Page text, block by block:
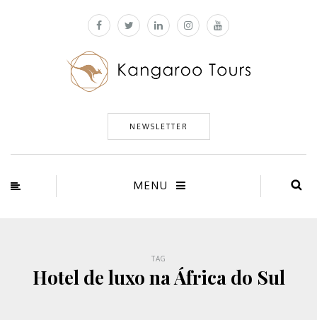
NEWSLETTER
MENU
TAG
Hotel de luxo na África do Sul